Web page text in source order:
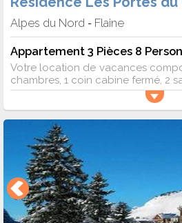
Alpes du Nord - Flaine
Appartement 3 Pièces 8
Votre location de vacances
chambres, 1 coin cabine fermé, 2